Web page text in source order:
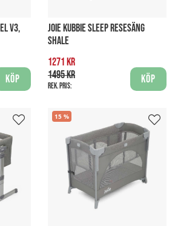
V3,
Köp
JOIE KUBBIE SLEEP RESESÄNG
SHALE
1271 kr
1495 kr
Rek. pris:
Köp
15